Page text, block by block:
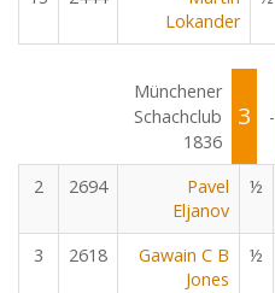
Lokander
Münchener
Schachclub
1836
3 -
2
2694
Pavel
Eljanov
½
3 2618
Gawain C B
Jones
½